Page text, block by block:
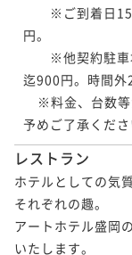
※ご到着日
円。
※他契約駐車
迄900円。時間外
予めご了承くださ
レストラン
ホテルとしての気
それぞれの趣。
アートホテル盛岡
いたします。